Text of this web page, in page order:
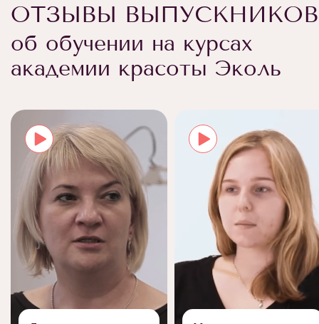
ОТЗЫВЫ ВЫПУСКНИКОВ
об обучении на курсах
академии красоты Эколь